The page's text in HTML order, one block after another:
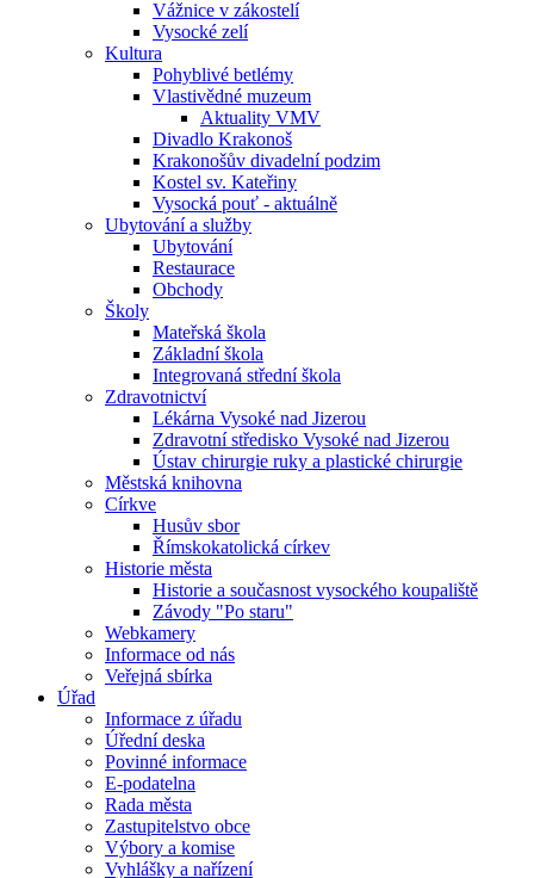
Vážnice v zákostelí
Vysocké zelí
Kultura
Pohyblivé betlémy
Vlastivědné muzeum
Aktuality VMV
Divadlo Krakonoš
Krakonošův divadelní podzim
Kostel sv. Kateřiny
Vysocká pouť - aktuálně
Ubytování a služby
Ubytování
Restaurace
Obchody
Školy
Mateřská škola
Základní škola
Integrovaná střední škola
Zdravotnictví
Lékárna Vysoké nad Jizerou
Zdravotní středisko Vysoké nad Jizerou
Ústav chirurgie ruky a plastické chirurgie
Městská knihovna
Církve
Husův sbor
Římskokatolická církev
Historie města
Historie a současnost vysockého koupaliště
Závody "Po staru"
Webkamery
Informace od nás
Veřejná sbírka
Úřad
Informace z úřadu
Úřední deska
Povinné informace
E-podatelna
Rada města
Zastupitelstvo obce
Výbory a komise
Vyhlášky a nařízení